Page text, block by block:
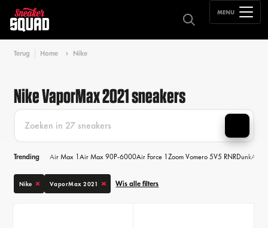
MENU
Terug Home Nike
Nike VaporMax 2021 sneakers
Trending Air Max 1Air Max 90P-6000Air Force 1Zoom Vomero 5V5 RNRDunkAir
Nike VaporMax 2021 Wis alle filters